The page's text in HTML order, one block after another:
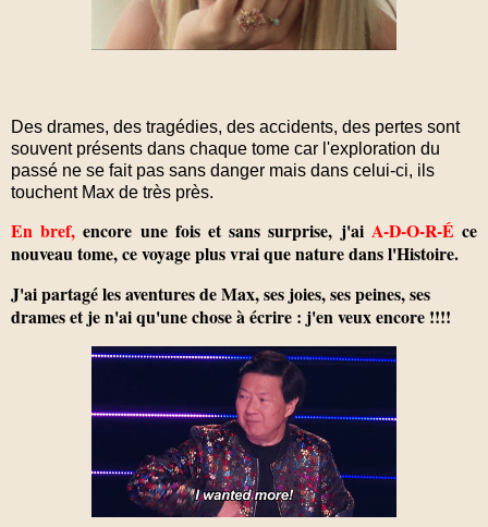
Des drames, des tragédies, des accidents, des pertes sont
souvent présents dans chaque tome car l'exploration du
passé ne se fait pas sans danger mais dans celui-ci, ils
touchent Max de très près.
En bref, encore une fois et sans surprise, j'ai A-D-O-R-É ce
nouveau tome, ce voyage plus vrai que nature dans l'Histoire.
J'ai partagé les aventures de Max, ses joies, ses peines, ses
drames et je n'ai qu'une chose à écrire : j'en veux encore !!!!